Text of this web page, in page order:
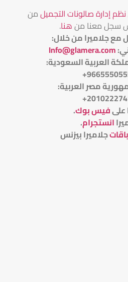
إدارة صالونات التجميلمن
سجل معنا منهنا.
مع جلاميرا من خلال:
:
Info@glamera.com
العربية السعودية:
مصر العربية:
علىفيس بوك.
انستجرام.
باقاتجلاميرا بيزنس